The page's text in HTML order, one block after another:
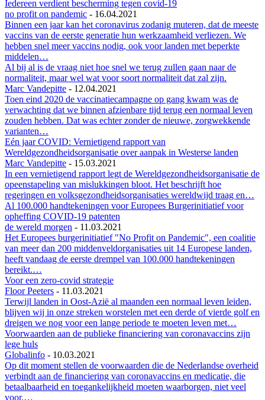
Iedereen verdient bescherming tegen covid-19
no profit on pandemic - 16.04.2021
Binnen een jaar kan het coronavirus zodanig muteren, dat de meeste
vaccins van de eerste generatie hun werkzaamheid verliezen. We
hebben snel meer vaccins nodig, ook voor landen met beperkte
middelen…
Al bij al is de vraag niet hoe snel we terug zullen gaan naar de
normaliteit, maar wel wat voor soort normaliteit dat zal zijn.
Marc Vandepitte - 12.04.2021
Toen eind 2020 de vaccinatiecampagne op gang kwam was de
verwachting dat we binnen afzienbare tijd terug een normaal leven
zouden hebben. Dat was echter zonder de nieuwe, zorgwekkende
varianten…
Eén jaar COVID: Vernietigend rapport van
Wereldgezondheidsorganisatie over aanpak in Westerse landen
Marc Vandepitte - 15.03.2021
In een vernietigend rapport legt de Wereldgezondheidsorganisatie de
opeenstapeling van mislukkingen bloot. Het beschrijft hoe
regeringen en volksgezondheidsorganisaties wereldwijd traag en…
Al 100.000 handtekeningen voor Europees Burgerinitiatief voor
opheffing COVID-19 patenten
de wereld morgen - 11.03.2021
Het Europees burgerinitiatief "No Profit on Pandemic", een coalitie
van meer dan 200 middenveldorganisaties uit 14 Europese landen,
heeft vandaag de eerste drempel van 100.000 handtekeningen
bereikt.…
Voor een zero-covid strategie
Floor Peeters - 11.03.2021
Terwijl landen in Oost-Azië al maanden een normaal leven leiden,
blijven wij in onze streken worstelen met een derde of vierde golf en
dreigen we nog voor een lange periode te moeten leven met…
Voorwaarden aan de publieke financiering van coronavaccins zijn
lege huls
Globalinfo - 10.03.2021
Op dit moment stellen de voorwaarden die de Nederlandse overheid
verbindt aan de financiering van coronavaccins en medicatie, die
betaalbaarheid en toegankelijkheid moeten waarborgen, niet veel
voor.…